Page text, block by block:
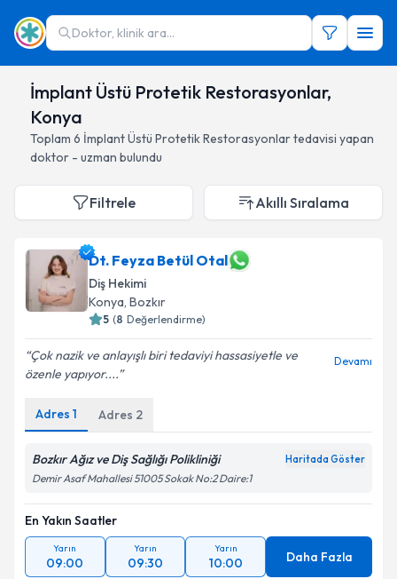
Doktor, klinik ara...
İmplant Üstü Protetik Restorasyonlar,
Konya
Toplam 6 İmplant Üstü Protetik Restorasyonlartedavisi yapan
doktor - uzman bulundu
Filtrele Akıllı Sıralama
Dt. Feyza Betül Otal
Diş Hekimi
Konya, Bozkır
5 (8 Değerlendirme)
Çok nazik ve anlayışlı biri tedaviyi hassasiyetle ve
özenle yapıyor....
Devamı
Adres 1 Adres 2
Bozkır Ağız ve Diş Sağlığı Polikliniği Haritada Göster
Demir Asaf Mahallesi 51005 Sokak No:2 Daire:1
En Yakın Saatler
Yarın
09:00
Yarın
09:30
Yarın
10:00 Daha Fazla